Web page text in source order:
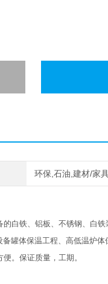
环保,石油,建材/家
白铁、铝板、不锈钢、白
罐体保温工程、高低温炉
。保证质量，工期。